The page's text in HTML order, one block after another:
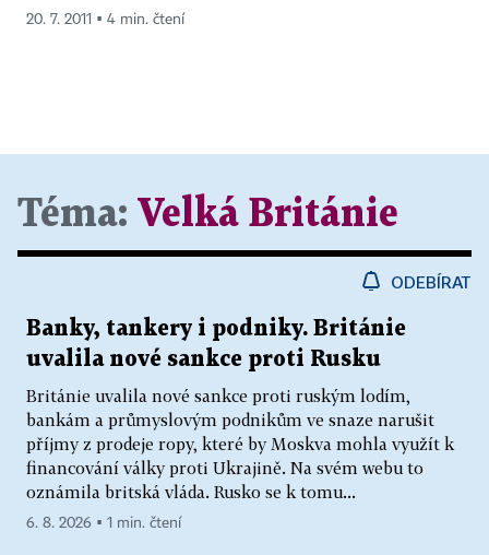
20. 7. 2011 ▪ 4 min. čtení
Téma: Velká Británie
ODEBÍRAT
Banky, tankery i podniky. Británie
uvalila nové sankce proti Rusku
Británie uvalila nové sankce proti ruským lodím,
bankám a průmyslovým podnikům ve snaze narušit
příjmy z prodeje ropy, které by Moskva mohla využít k
financování války proti Ukrajině. Na svém webu to
oznámila britská vláda. Rusko se k tomu...
6. 8. 2026 ▪ 1 min. čtení